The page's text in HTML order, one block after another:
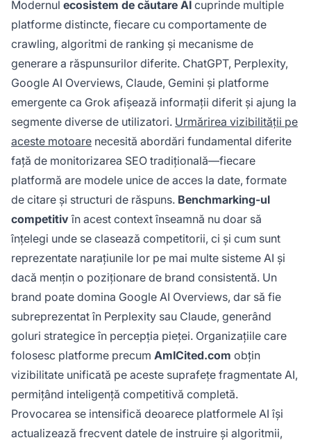
Modernul ecosistem de căutare AI cuprinde multiple
platforme distincte, fiecare cu comportamente de
crawling, algoritmi de ranking și mecanisme de
generare a răspunsurilor diferite. ChatGPT, Perplexity,
Google AI Overviews, Claude, Gemini și platforme
emergente ca Grok afișează informații diferit și ajung la
segmente diverse de utilizatori. Urmărirea vizibilității pe
aceste motoare necesită abordări fundamental diferite
față de monitorizarea SEO tradițională—fiecare
platformă are modele unice de acces la date, formate
de citare și structuri de răspuns. Benchmarking-ul
competitiv în acest context înseamnă nu doar să
înțelegi unde se clasează competitorii, ci și cum sunt
reprezentate narațiunile lor pe mai multe sisteme AI și
dacă mențin o poziționare de brand consistentă. Un
brand poate domina Google AI Overviews, dar să fie
subreprezentat în Perplexity sau Claude, generând
goluri strategice în percepția pieței. Organizațiile care
folosesc platforme precum AmICited.com obțin
vizibilitate unificată pe aceste suprafețe fragmentate AI,
permițând inteligență competitivă completă.
Provocarea se intensifică deoarece platformele AI își
actualizează frecvent datele de instruire și algoritmii,